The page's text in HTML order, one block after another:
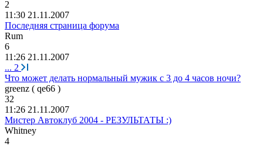
2
11:30 21.11.2007
Последняя страница форума
Rum
6
11:26 21.11.2007
... 2
Что может делать нормальный мужик с 3 до 4 часов ночи?
greenz ( qe66 )
32
11:26 21.11.2007
Мистер Автоклуб 2004 - РЕЗУЛЬТАТЫ :)
Whitney
4